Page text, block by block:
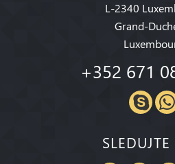
L-2340
Grand-
+352 671